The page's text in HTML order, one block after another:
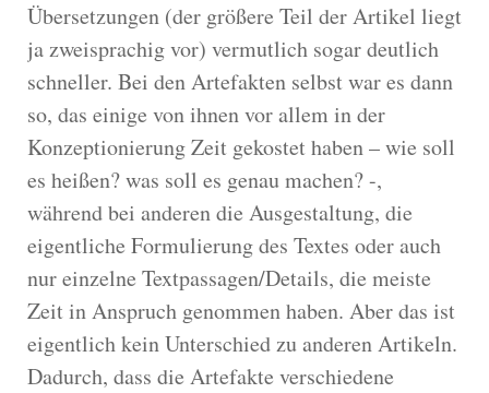
Übersetzungen (der größere Teil der Artikel liegt
ja zweisprachig vor) vermutlich sogar deutlich
schneller. Bei den Artefakten selbst war es dann
so, das einige von ihnen vor allem in der
Konzeptionierung Zeit gekostet haben – wie soll
es heißen? was soll es genau machen? -,
während bei anderen die Ausgestaltung, die
eigentliche Formulierung des Textes oder auch
nur einzelne Textpassagen/Details, die meiste
Zeit in Anspruch genommen haben. Aber das ist
eigentlich kein Unterschied zu anderen Artikeln.
Dadurch, dass die Artefakte verschiedene